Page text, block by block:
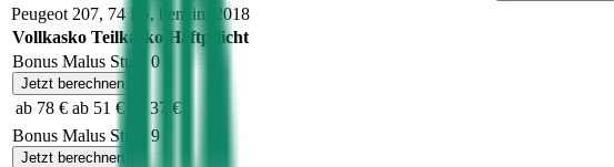
Peugeot 207, 74 PS, benzin
2018
Vollkasko Teilkasko Haftpflicht
Bonus Malus Stufe 0
Jetzt berechnen
ab 78 € ab 51 €
ab 37 €
Bonus Malus Stufe 9
Jetzt berechnen